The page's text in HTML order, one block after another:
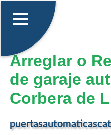
Arreglar o
de garaje
Corbera de